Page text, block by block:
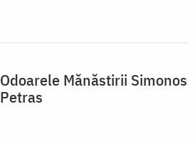
Odoarele Mănăstirii Simonos
Petras